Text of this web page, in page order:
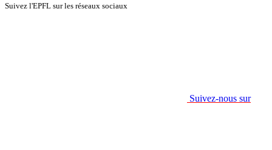
Suivez l'EPFL sur les réseaux sociaux
Suivez-nous sur